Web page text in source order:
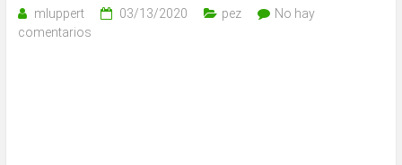
mluppert 03/13/2020 pez
No hay
comentarios